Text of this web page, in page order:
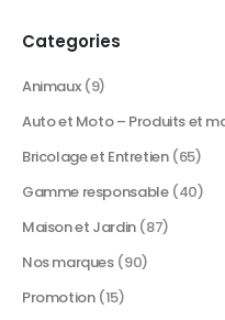
Categories
Animaux (9)
Auto et Moto – Produits et
Bricolage et Entretien (65)
Gamme responsable (40)
Maison et Jardin (87)
Nos marques (90)
Promotion (15)